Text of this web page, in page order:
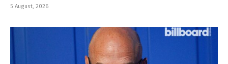
5 August, 2026